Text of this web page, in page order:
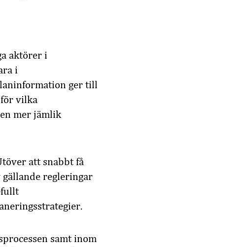
aktörer i
i
ger till
för vilka
mer jämlik
att snabbt få
regleringar
samt inom